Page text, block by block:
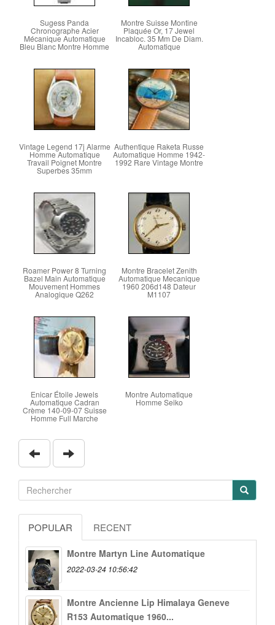
Sugess Panda
Chronographe Acier
Mécanique Automatique
Bleu Blanc Montre Homme
Montre Suisse Montine
Plaquée Or, 17 Jewel
Incabloc. 35 Mm De Diam.
Automatique
Vintage Legend 17j Alarme
Homme Automatique
Travail Poignet Montre
Superbes 35mm
Authentique Raketa Russe
Automatique Homme 1942-
1992 Rare Vintage Montre
Roamer Power 8 Turning
Bazel Main Automatique
Mouvement Hommes
Analogique Q262
Montre Bracelet Zenith
Automatique Mecanique
1960 206d148 Dateur
M1107
Enicar Étoile Jewels
Automatique Cadran
Crème 140-09-07 Suisse
Homme Full Marche
Montre Automatique
Homme Seiko
POPULAR RECENT
Montre Martyn Line Automatique
2022-03-24 10:56:42
Montre Ancienne Lip Himalaya Geneve
R153 Automatique 1960...